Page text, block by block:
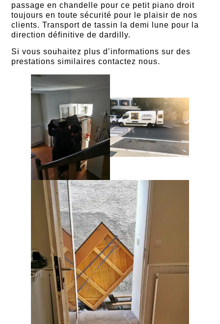
passage en chandelle pour ce petit piano droit
toujours en toute sécurité pour le plaisir de nos
clients. Transport de tassin la demi lune pour la
direction définitive de dardilly.
Si vous souhaitez plus d’informations sur des
prestations similaires contactez nous.